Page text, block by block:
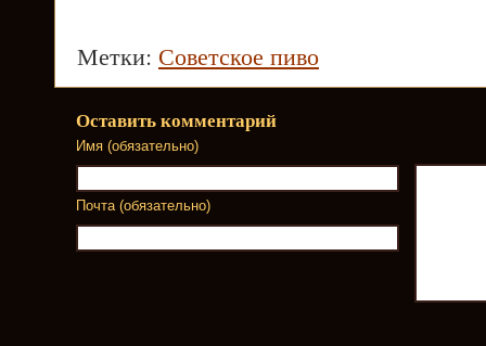
Метки: Советское пиво
Оставить комментарий
Имя (обязательно)
Почта (обязательно)